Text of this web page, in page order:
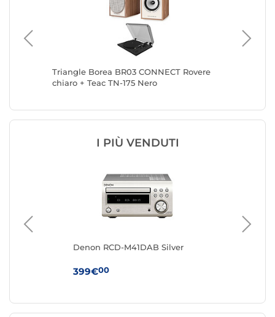
Triangle Borea BR03 CONNECT Rovere
chiaro + Teac TN-175 Nero
I PIÙ VENDUTI
Denon RCD-M41DAB Silver
399€00